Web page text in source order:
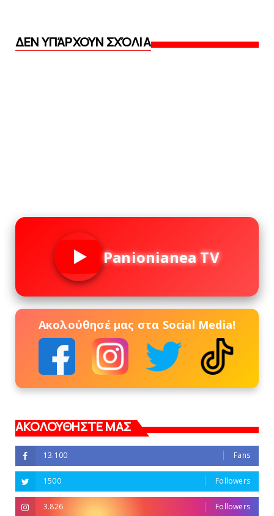
ΔΕΝ ΥΠΆΡΧΟΥΝ ΣΧΌΛΙΑ
Panionianea TV
Ακολούθησέ μας στα Social Media!
ΑΚΟΛΟΥΘΗΣΤΕ ΜΑΣ
13.100 Fans
1500 Followers
3.826 Followers